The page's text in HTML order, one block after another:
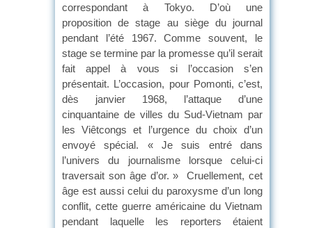
correspondant à Tokyo. D’où une
proposition de stage au siège du journal
pendant l’été 1967. Comme souvent, le
stage se termine par la promesse qu’il serait
fait appel à vous si l’occasion s’en
présentait. L’occasion, pour Pomonti, c’est,
dès janvier 1968, l’attaque d’une
cinquantaine de villes du Sud-Vietnam par
les Viêtcongs et l’urgence du choix d’un
envoyé spécial. « Je suis entré dans
l’univers du journalisme lorsque celui-ci
traversait son âge d’or. » Cruellement, cet
âge est aussi celui du paroxysme d’un long
conflit, cette guerre américaine du Vietnam
pendant laquelle les reporters étaient